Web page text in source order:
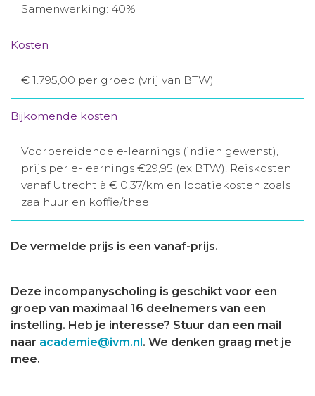
Samenwerking: 40%
Kosten
€ 1.795,00 per groep (vrij van BTW)
Bijkomende kosten
Voorbereidende e-learnings (indien gewenst),
prijs per e-learnings €29,95 (ex BTW). Reiskosten
vanaf Utrecht à € 0,37/km en locatiekosten zoals
zaalhuur en koffie/thee
De vermelde prijs is een vanaf-prijs.
Deze incompanyscholing is geschikt voor een
groep van maximaal 16 deelnemers van een
instelling. Heb je interesse? Stuur dan een mail
naar academie@ivm.nl. We denken graag met je
mee.